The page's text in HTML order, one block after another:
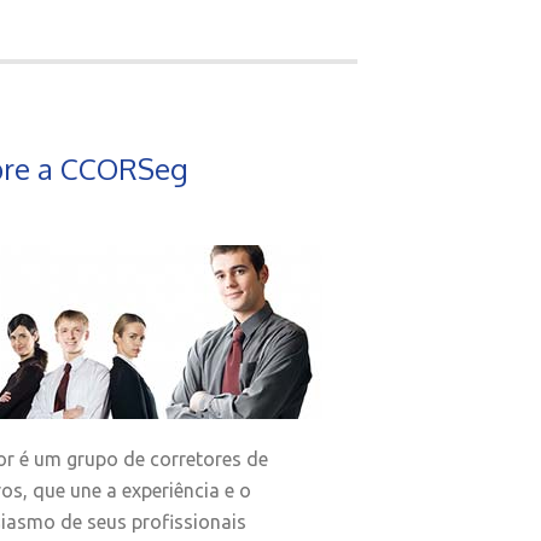
a CCORSeg
é um grupo de corretores de
que une a experiência e o
de seus profissionais